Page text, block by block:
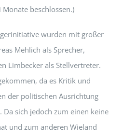
beschlossen.)
wurden mit großer
Mehlich als Sprecher,
Limbecker als Stellvertreter.
da es Kritik und
der politischen Ausrichtung
sich jedoch zum einen keine
und zum anderen Wieland